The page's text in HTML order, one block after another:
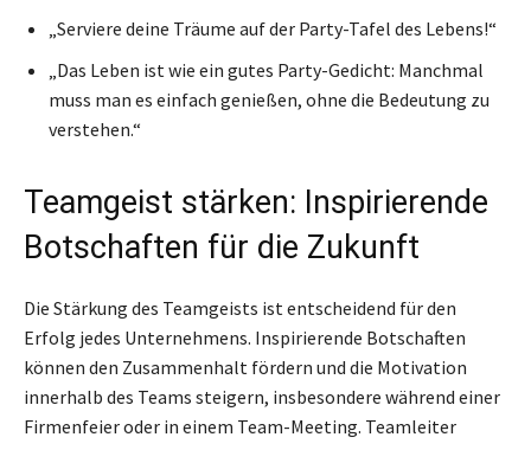
„Serviere deine Träume auf der Party-Tafel des Lebens!“
„Das Leben ist wie ein gutes Party-Gedicht: Manchmal
muss man es einfach genießen, ohne die Bedeutung zu
verstehen.“
Teamgeist stärken: Inspirierende
Botschaften für die Zukunft
Die Stärkung des Teamgeists ist entscheidend für den
Erfolg jedes Unternehmens. Inspirierende Botschaften
können den Zusammenhalt fördern und die Motivation
innerhalb des Teams steigern, insbesondere während einer
Firmenfeier oder in einem Team-Meeting. Teamleiter